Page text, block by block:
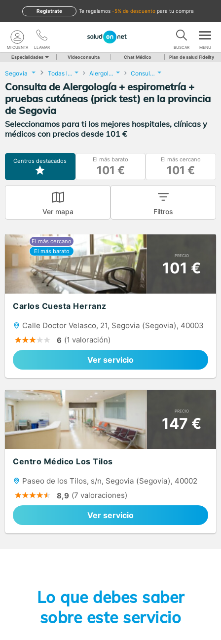
te regalamos -5% de descuento para tu compra
Regístrate
LLAMAR
MI CUENTA BUSCAR MENU
Especialidades Videoconsulta Chat Médico Plan de salud Fidelity
Segovia Todas las localidades Alergología Consulta de Alergología + espirometría + pruebas cutáneas (prick test)
Consulta de Alergología + espirometría +
pruebas cutáneas (prick test) en la provincia
de Segovia
Seleccionamos para ti los mejores hospitales, clínicas y
médicos con precios desde 101 €
Centros destacados El más barato
101 €
El más cercano
101 €
Ver mapa Filtros
PRECIO
101 €
Carlos Cuesta Herranz
Calle Doctor Velasco, 21, Segovia (Segovia), 40003
6 (1 valoración)
Ver servicio
PRECIO
147 €
Centro Médico Los Tilos
Paseo de los Tilos, s/n, Segovia (Segovia), 40002
8,9 (7 valoraciones)
Ver servicio
Lo que debes saber
sobre este servicio